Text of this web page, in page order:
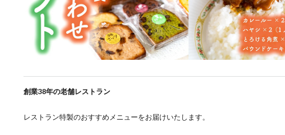
創業38年の老舗レストラン
レストラン特製のおすすめメニューをお届けいたします。